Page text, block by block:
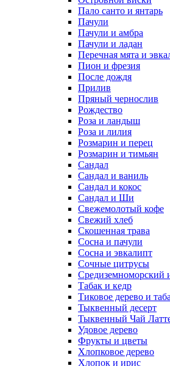
Пало санто и янтарь
Пачули
Пачули и амбра
Пачули и ладан
Перечная мята и
Пион и фрезия
После дождя
Прилив
Пряный чернослив
Рождество
Роза и ландыш
Роза и лилия
Розмарин и перец
Розмарин и тимьян
Сандал
Сандал и ваниль
Сандал и кокос
Сандал и Ши
Свежемолотый кофе
Свежий хлеб
Скошенная трава
Сосна и пачули
Сосна и эвкалипт
Сочные цитрусы
Средиземноморский
Табак и кедр
Тиковое дерево и
Тыквенный десерт
Тыквенный Чай
Удовое дерево
Фрукты и цветы
Хлопковое дерево
Хлопок и ирис